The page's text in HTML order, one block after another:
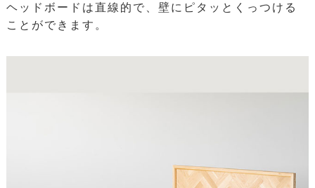
ヘッドボードは直線的で、壁にピタッとくっつける
ことができます。